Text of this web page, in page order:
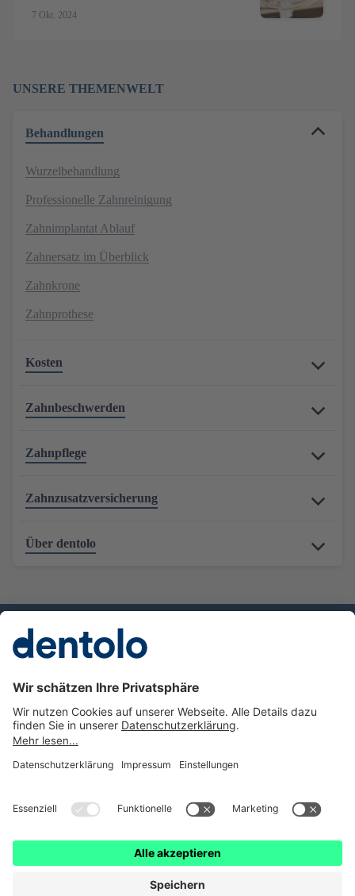
7 Okt. 2024
UNSERE THEMENWELT
Behandlungen
Wurzelbehandlung
Professionelle Zahnreinigung
Zahnimplantat Ablauf
Zahnersatz im Überblick
Zahnkrone
Zahnprothese
Kosten
Zahnbeschwerden
Zahnpflege
Zahnzusatzversicherung
Über dentolo
Besuchen Sie uns:
InstagramFacebookInstagram
Cookie Einstellungen
© dentolo ist eine Marke der getolo GmbH